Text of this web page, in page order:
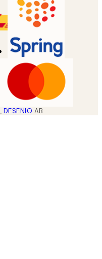
, DESENIO AB